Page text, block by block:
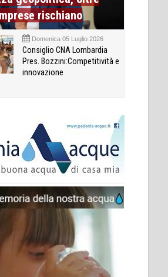
rischiano
Domenica 05 Luglio 2026
Consiglio CNA Lombardia
Pres. Bozzini:Competitività e
innovazione